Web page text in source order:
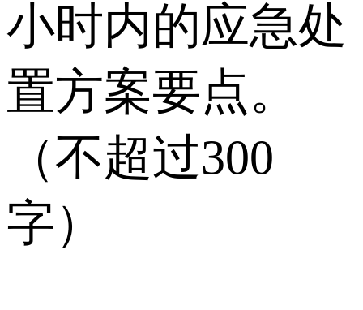
小时内的应急处
置方案要点。
（不超过300
字）